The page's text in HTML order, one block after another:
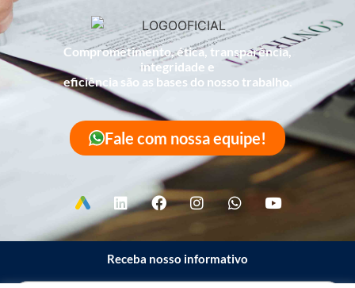
Comprometimento, ética, transparência,
integridade e
eficiência são as bases do nosso trabalho.
Fale com nossa equipe!
Receba nosso informativo